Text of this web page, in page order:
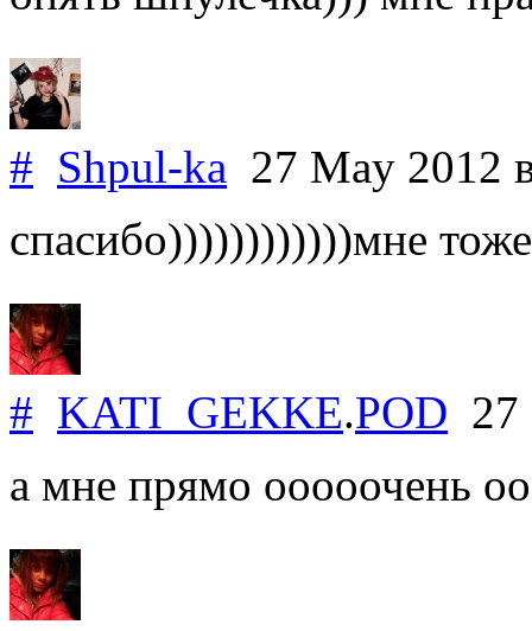
# Shpul-ka 27 May 2012
спасибо))))))))))))мне
# KATI_GEKKE.POD
а мне прямо ооооочень